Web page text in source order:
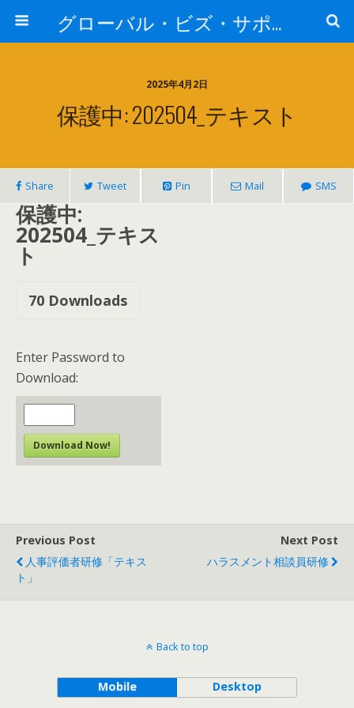
グローバル・ビズ・サポート株式会社
2025年4月2日
保護中: 202504_テキスト
Share Tweet Pin Mail SMS
保護中:
202504_テキス
ト
70 Downloads
Enter Password to
Download:
Download Now!
Previous Post
人事評価者研修「テキス
ト」
Next Post
ハラスメント相談員研修
Back to top
Mobile Desktop